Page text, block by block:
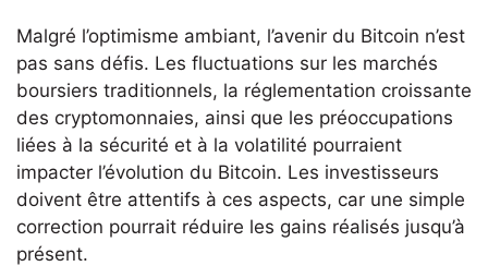
Malgré l’optimisme ambiant, l’avenir du Bitcoin n’est
pas sans défis. Les fluctuations sur les marchés
boursiers traditionnels, la réglementation croissante
des cryptomonnaies, ainsi que les préoccupations
liées à la sécurité et à la volatilité pourraient
impacter l’évolution du Bitcoin. Les investisseurs
doivent être attentifs à ces aspects, car une simple
correction pourrait réduire les gains réalisés jusqu’à
présent.